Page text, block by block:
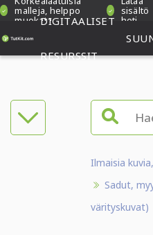
malleja, helppo
muokata
sisältö
heti
DIGITAALISET
RESURSSIT
Ilmaisia
Sadut,
värityskuvat)